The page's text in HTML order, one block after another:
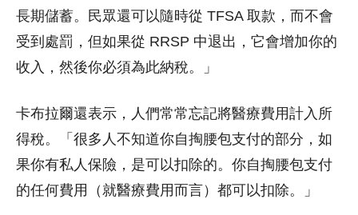
長期儲蓄。民眾還可以隨時從 TFSA 取款，而不會
受到處罰，但如果從 RRSP 中退出，它會增加你的
收入，然後你必須為此納稅。」
卡布拉爾還表示，人們常常忘記將醫療費用計入所
得稅。「很多人不知道你自掏腰包支付的部分，如
果你有私人保險，是可以扣除的。你自掏腰包支付
的任何費用（就醫療費用而言）都可以扣除。」